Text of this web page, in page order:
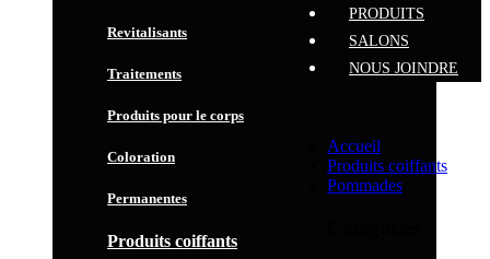
Revitalisants
Traitements
Produits pour le corps
Coloration
Permanentes
Produits coiffants
PRODUITS
SALONS
NOUS JOINDRE
Accueil
Produits coiffants
Pommades